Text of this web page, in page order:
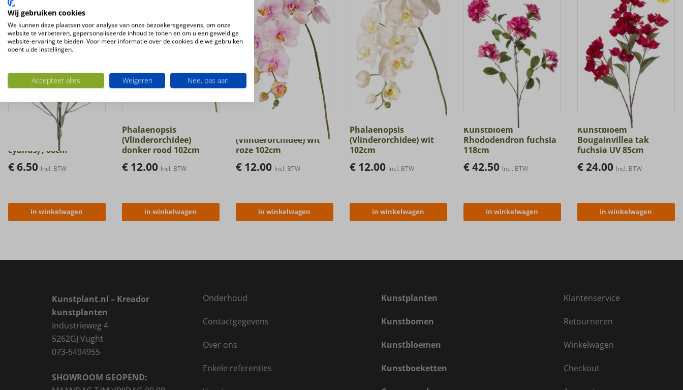
Kunstbloem
Korenbloem (Centaurea
cyanus) , 66cm
€6.50 Incl. BTW
in winkelwagen
Phalaenopsis
(Vlinderorchidee)
donker rood 102cm
€12.00 Incl. BTW
in winkelwagen
(Vlinderorchidee) wit
roze 102cm
€12.00 Incl. BTW
in winkelwagen
Phalaenopsis
(Vlinderorchidee) wit
102cm
€12.00 Incl. BTW
in winkelwagen
Kunstbloem
Rhododendron fuchsia
118cm
€42.50 Incl. BTW
in winkelwagen
Kunstbloem
Bougainvillea tak
fuchsia UV 85cm
€24.00 Incl. BTW
in winkelwagen
Kunstplant.nl – Kreador
kunstplanten
Industrieweg 4
5262GJ Vught
073-5494955
SHOWROOM GEOPEND:
Onderhoud
Contactgegevens
Over ons
Enkele referenties
Kunstplanten
Kunstbomen
Kunstbloemen
Kunstboeketten
Klantenservice
Retourneren
Winkelwagen
Checkout
Wij gebruiken cookies
We kunnen deze plaatsen voor analyse van onze bezoekersgegevens, om onze
website te verbeteren, gepersonaliseerde inhoud te tonen en om u een geweldige
website-ervaring te bieden. Voor meer informatie over de cookies die we gebruiken
opent u de instellingen.
Accepteer alles Weigeren Nee, pas aan